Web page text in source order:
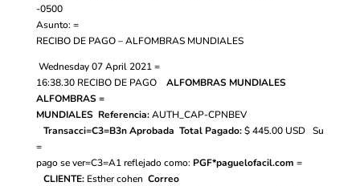
-0500
Asunto: =
RECIBO DE PAGO – ALFOMBRAS MUNDIALES
Wednesday 07 April 2021 =
16:38.30RECIBO DE PAGO
ALFOMBRAS MUNDIALES
ALFOMBRAS =
MUNDIALES Referencia: AUTH_CAP-CPNBEV
Transacci=C3=B3n Aprobada Total Pagado: $ 445.00 USD Su
=
pago se ver=C3=A1 reflejado como: PGF*paguelofacil.com =
CLIENTE: Esther cohen Correo